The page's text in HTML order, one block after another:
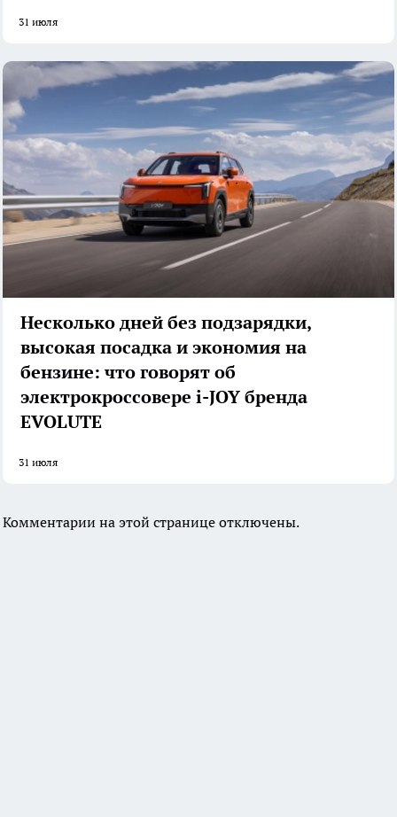
31 июля
Несколько дней без подзарядки,
высокая посадка и экономия на
бензине: что говорят об
электрокроссовере i-JOY бренда
EVOLUTE
31 июля
Комментарии на этой странице отключены.